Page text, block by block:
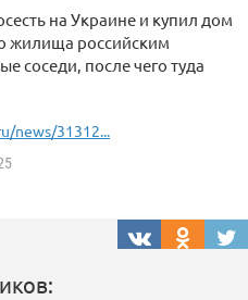
на Украине и купил дом
жилища российским
соседи, после чего туда
news/31312...